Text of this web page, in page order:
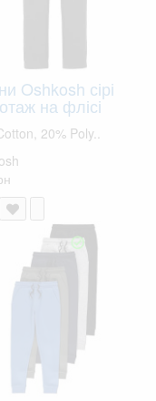
Oshkosh сірі
на флісі
20% Poly..